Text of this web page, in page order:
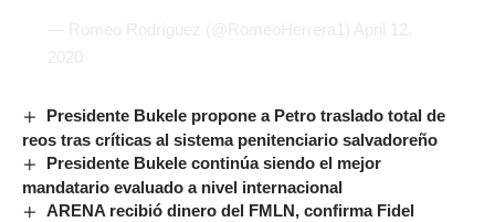
Presidente Bukele propone a Petro traslado total de
reos tras críticas al sistema penitenciario salvadoreño
Presidente Bukele continúa siendo el mejor
mandatario evaluado a nivel internacional
ARENA recibió dinero del FMLN, confirma Fidel